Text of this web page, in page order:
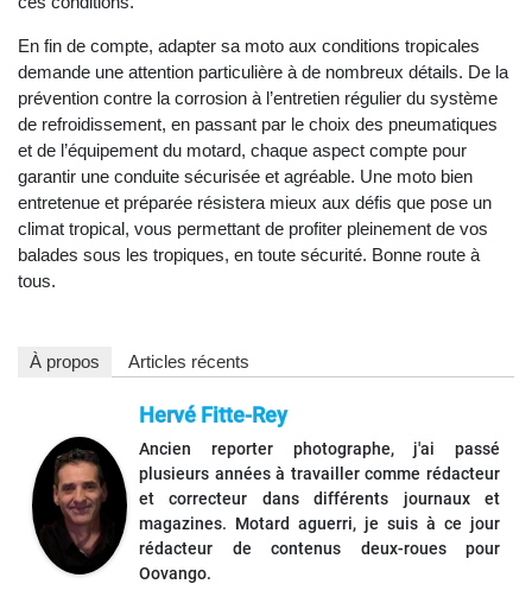
En fin de compte, adapter sa moto aux conditions tropicales
demande une attention particulière à de nombreux détails. De la
prévention contre la corrosion à l’entretien régulier du système
de refroidissement, en passant par le choix des pneumatiques
et de l’équipement du motard, chaque aspect compte pour
garantir une conduite sécurisée et agréable. Une moto bien
entretenue et préparée résistera mieux aux défis que pose un
climat tropical, vous permettant de profiter pleinement de vos
balades sous les tropiques, en toute sécurité. Bonne route à
tous.
À propos Articles récents
Hervé Fitte-Rey
Ancien reporter photographe, j'ai passé
plusieurs années à travailler comme rédacteur
et correcteur dans différents journaux et
magazines. Motard aguerri, je suis à ce jour
rédacteur de contenus deux-roues pour
Oovango.